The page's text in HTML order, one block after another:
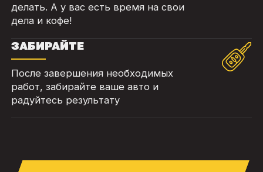
делать. А у вас есть время на свои
дела и кофе!
ЗАБИРАЙТЕ
После завершения необходимых
работ, забирайте ваше авто и
радуйтесь результату